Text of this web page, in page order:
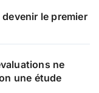
le premier
ne
une étude